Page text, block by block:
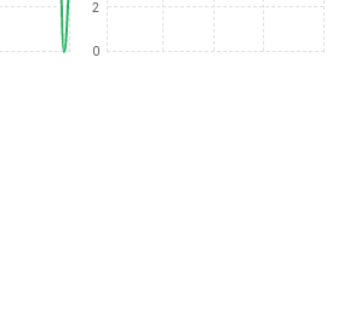
2
0